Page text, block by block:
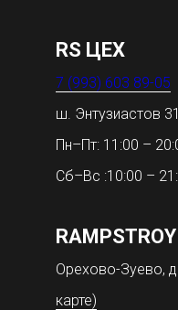
RS ЦЕХ
7 (993) 603 89-05
ш. Энтузиастов
Пн–Пт: 11:00 –
Сб–Вс :10:00 –
Орехово-Зуево,
карте)